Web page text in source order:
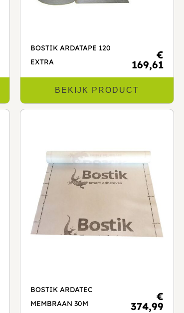
BOSTIK ARDATAPE 120
EXTRA
€
169,61
BEKIJK PRODUCT
BOSTIK ARDATEC
MEMBRAAN 30M
€
374,99